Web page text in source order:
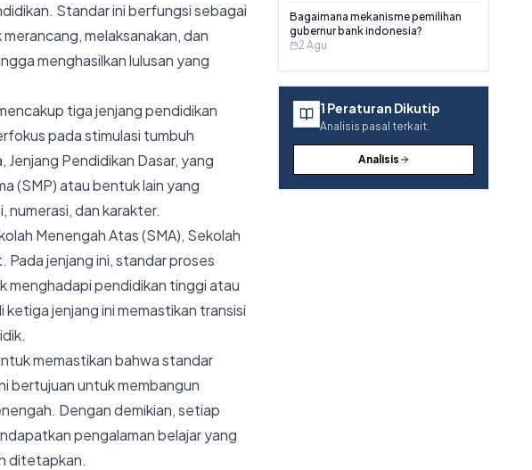
Standar ini berfungsi sebagai
melaksanakan, dan
menghasilkan lulusan yang
tiga jenjang pendidikan
pada stimulasi tumbuh
Pendidikan Dasar, yang
(SMP) atau bentuk lain yang
dan karakter.
Menengah Atas (SMA), Sekolah
Pada jenjang ini, standar proses
menghadapi pendidikan tinggi atau
jenjang ini memastikan transisi
memastikan bahwa standar
bertujuan untuk membangun
Dengan demikian, setiap
pengalaman belajar yang
ditetapkan.
Bagaimana mekanisme pemilihan
gubernur bank indonesia?
2 Agu
1 Peraturan Dikutip
Analisis pasal terkait.
Analisis